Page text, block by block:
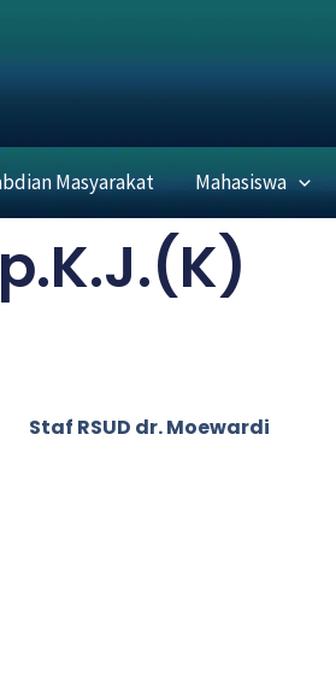
Masyarakat Mahasiswa
Staf RSUD dr. Moewardi